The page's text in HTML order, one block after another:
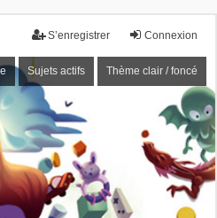
Connexion
S’enregistrer
Sujets actifs Thème clair / foncé